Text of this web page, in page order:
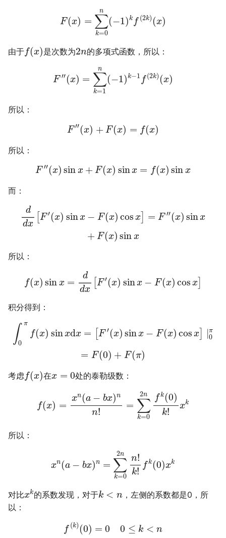
F(x) =
n
∑
k=0
(−1)k f (2k)(x)
由于f(x)是次数为2n的多项式函数，所以：
F ′′(x) =
n
∑
k=1
(−1)k−1 f (2k)(x)
所以：
F ′′(x) + F(x) = f(x)
所以：
F ′′(x) sin x + F(x) sinx = f(x) sin x
而：
d
dx
F ′(x) sinx − F (x) cos x = F ′′(x) sinx
+ F (x) sin x
所以：
f(x) sin x =
d
dx
F ′(x) sinx − F (x) cos x
积分得到：
∫ π
0
f(x) sinxdx = F ′(x) sinx − F (x) cos x ∣π
0
= F (0) + F (π)
考虑f(x)在x = 0处的泰勒级数：
f(x) =
xn(a − bx)n
n!
=
2n
∑
k=0
fk(0)
k!
xk
所以：
xn(a − bx)n =
2n
∑
k=0
n!
k!
fk(0)xk
对比xk的系数发现，对于k < n，左侧的系数都是0，所
以：
f (k)(0) = 0 0 ≤ k < n